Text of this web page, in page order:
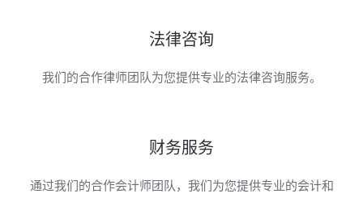
法律咨询
我们的合作律师团队为您提供专业的法律咨询服务。
财务服务
通过我们的合作会计师团队，我们为您提供专业的会计和